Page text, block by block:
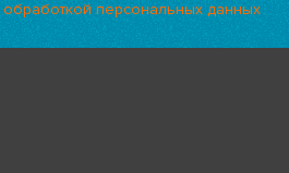
обработкой персональных данных